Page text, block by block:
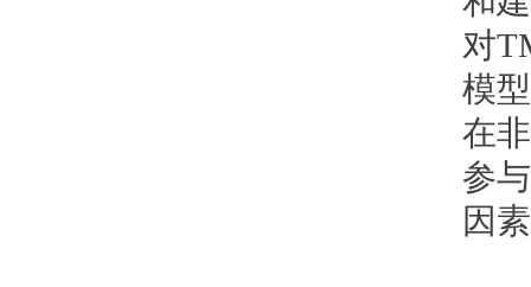
对
模
在
参
因